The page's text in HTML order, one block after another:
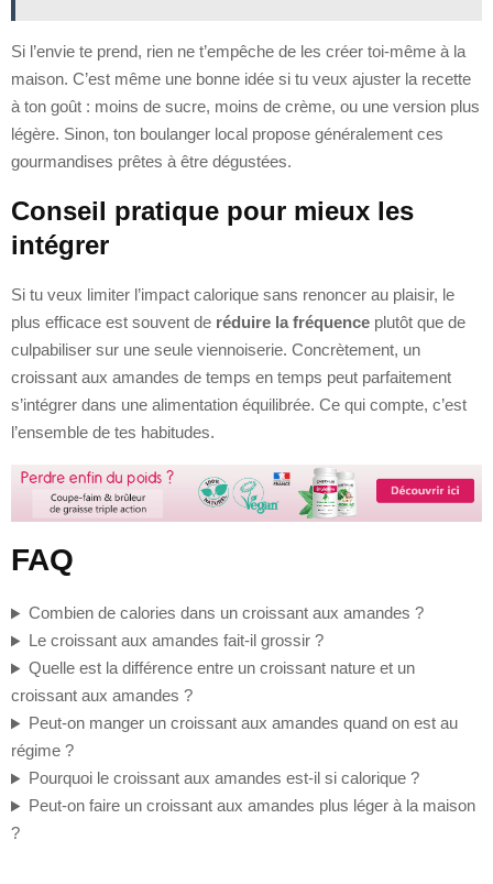
Si l’envie te prend, rien ne t’empêche de les créer toi-même à la
maison. C’est même une bonne idée si tu veux ajuster la recette
à ton goût : moins de sucre, moins de crème, ou une version plus
légère. Sinon, ton boulanger local propose généralement ces
gourmandises prêtes à être dégustées.
Conseil pratique pour mieux les
intégrer
Si tu veux limiter l’impact calorique sans renoncer au plaisir, le
plus efficace est souvent de réduire la fréquence plutôt que de
culpabiliser sur une seule viennoiserie. Concrètement, un
croissant aux amandes de temps en temps peut parfaitement
s’intégrer dans une alimentation équilibrée. Ce qui compte, c’est
l’ensemble de tes habitudes.
FAQ
Combien de calories dans un croissant aux amandes ?
Le croissant aux amandes fait-il grossir ?
Quelle est la différence entre un croissant nature et un
croissant aux amandes ?
Peut-on manger un croissant aux amandes quand on est au
régime ?
Pourquoi le croissant aux amandes est-il si calorique ?
Peut-on faire un croissant aux amandes plus léger à la maison
?